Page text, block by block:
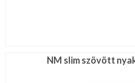
NM slim szövött